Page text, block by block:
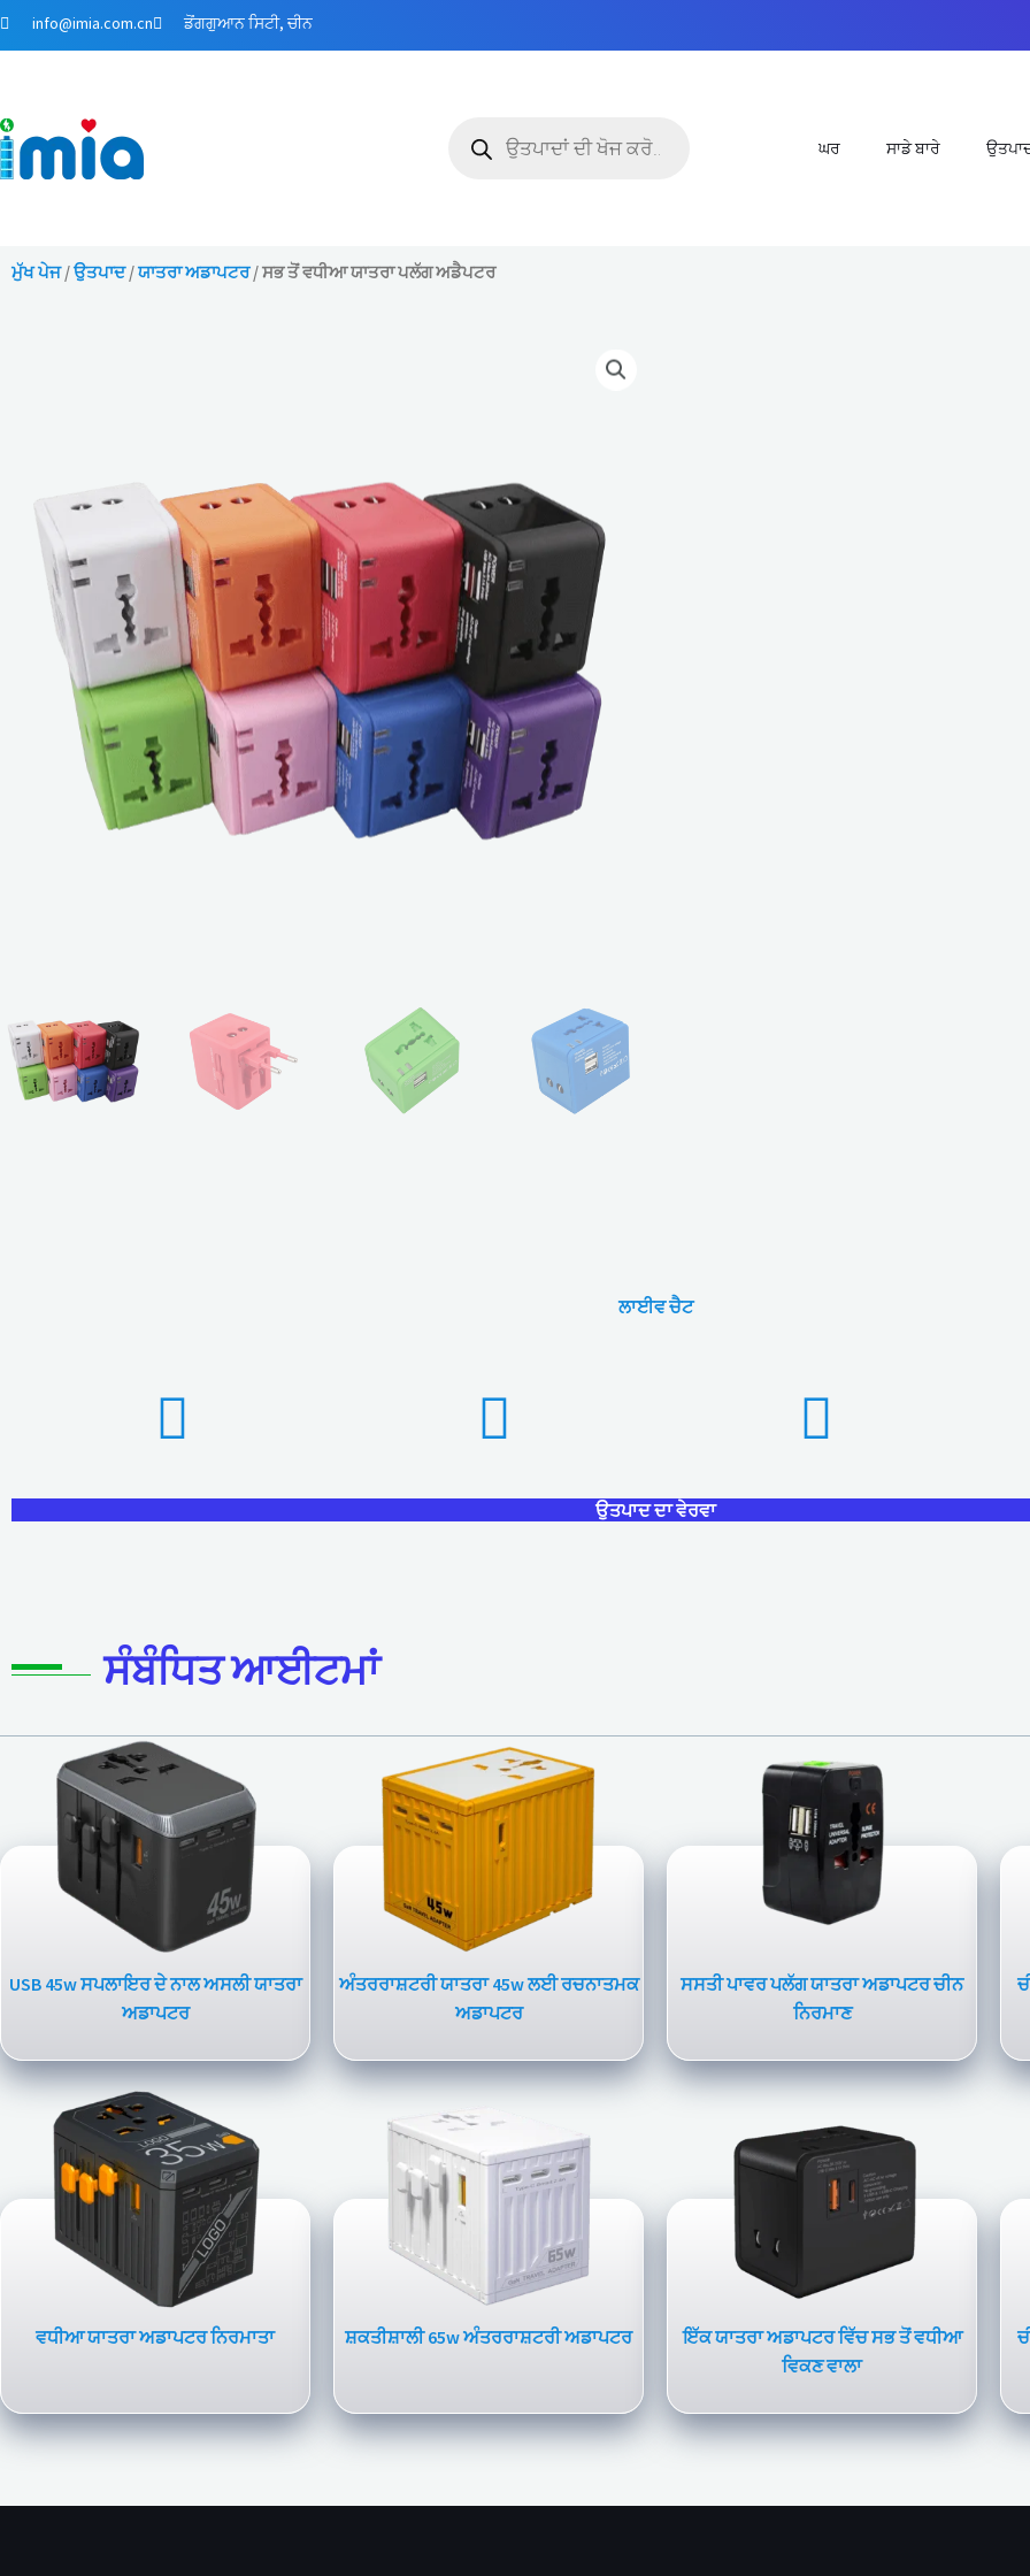
ਸਮੱਗਰੀinfo@imia.com.cn ਡੋਂਗਗੁਆਨ ਸਿਟੀ, ਚੀਨ
ਘਰ ਸਾਡੇ ਬਾਰੇ
ਮੁੱਖ ਪੇਜ/ਉਤਪਾਦ/ਯਾਤਰਾ ਅਡਾਪਟਰ/ ਸਭ ਤੋਂ ਵਧੀਆ ਯਾਤਰਾ ਪਲੱਗ ਅਡੈਪਟਰ
ਲਾਈਵ ਚੈਟ
ਉਤਪਾਦ ਦਾ ਵੇਰਵਾ
ਸੰਬੰਧਿਤ ਆਈਟਮਾਂ
USB 45w ਸਪਲਾਇਰ ਦੇ ਨਾਲ ਅਸਲੀ ਯਾਤਰਾ
ਅਡਾਪਟਰ
ਅੰਤਰਰਾਸ਼ਟਰੀ ਯਾਤਰਾ 45w ਲਈ ਰਚਨਾਤਮਕ
ਅਡਾਪਟਰ
ਸਸਤੀ ਪਾਵਰ ਪਲੱਗ ਯਾਤਰਾ ਅਡਾਪਟਰ ਚੀਨ
ਨਿਰਮਾਣ
ਵਧੀਆ ਯਾਤਰਾ ਅਡਾਪਟਰ ਨਿਰਮਾਤਾ ਸ਼ਕਤੀਸ਼ਾਲੀ 65w ਅੰਤਰਰਾਸ਼ਟਰੀ ਅਡਾਪਟਰ
ਇੱਕ ਯਾਤਰਾ ਅਡਾਪਟਰ ਵਿੱਚ ਸਭ ਤੋਂ ਵਧੀਆ
ਵਿਕਣ ਵਾਲਾ